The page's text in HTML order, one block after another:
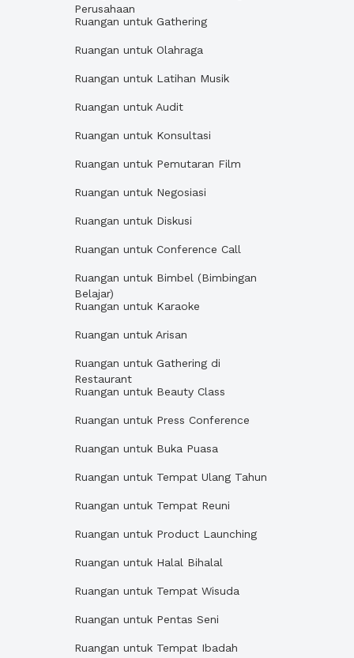
Perusahaan
Ruangan untuk Gathering
Ruangan untuk Olahraga
Ruangan untuk Latihan Musik
Ruangan untuk Audit
Ruangan untuk Konsultasi
Ruangan untuk Pemutaran Film
Ruangan untuk Negosiasi
Ruangan untuk Diskusi
Ruangan untuk Conference Call
Ruangan untuk Bimbel (Bimbingan
Belajar)
Ruangan untuk Karaoke
Ruangan untuk Arisan
Ruangan untuk Gathering di
Restaurant
Ruangan untuk Beauty Class
Ruangan untuk Press Conference
Ruangan untuk Buka Puasa
Ruangan untuk Tempat Ulang Tahun
Ruangan untuk Tempat Reuni
Ruangan untuk Product Launching
Ruangan untuk Halal Bihalal
Ruangan untuk Tempat Wisuda
Ruangan untuk Pentas Seni
Ruangan untuk Tempat Ibadah